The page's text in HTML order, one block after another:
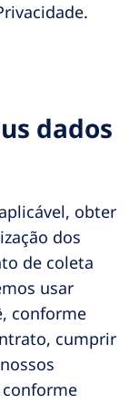
dados
obter
dos
de coleta
usar
conforme
cumprir